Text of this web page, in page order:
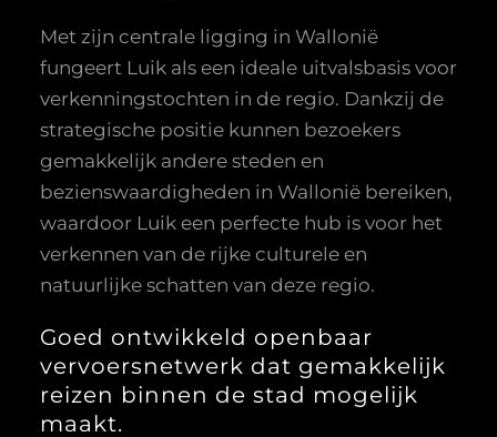
Met zijn centrale ligging in Wallonië
fungeert Luik als een ideale uitvalsbasis voor
verkenningstochten in de regio. Dankzij de
strategische positie kunnen bezoekers
gemakkelijk andere steden en
bezienswaardigheden in Wallonië bereiken,
waardoor Luik een perfecte hub is voor het
verkennen van de rijke culturele en
natuurlijke schatten van deze regio.
Goed ontwikkeld openbaar
vervoersnetwerk dat gemakkelijk
reizen binnen de stad mogelijk
maakt.